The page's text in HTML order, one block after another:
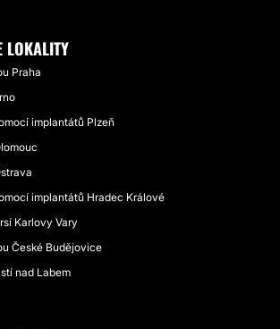
LOKALITY
Praha
implantátů Plzeň
implantátů Hradec Králové
Karlovy Vary
České Budějovice
nad Labem